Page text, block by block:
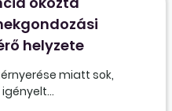
helyzete
miatt sok,